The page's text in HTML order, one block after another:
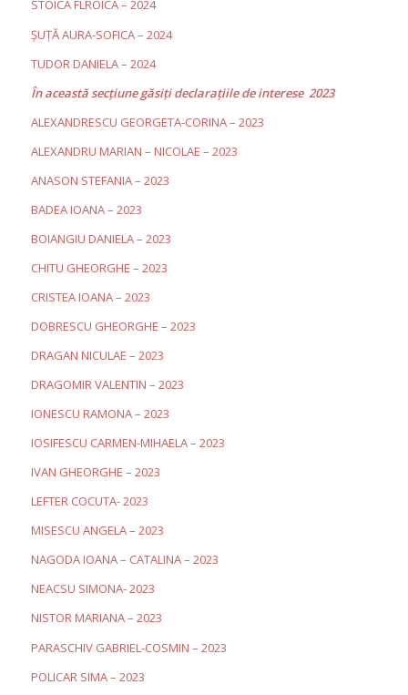
STOICA FLROICA – 2024
ȘUȚĂ AURA-SOFICA – 2024
TUDOR DANIELA – 2024
În această secţiune găsiţi declaraţiile de interese 2023
ALEXANDRESCU GEORGETA-CORINA – 2023
ALEXANDRU MARIAN – NICOLAE – 2023
ANASON STEFANIA – 2023
BADEA IOANA – 2023
BOIANGIU DANIELA – 2023
CHITU GHEORGHE – 2023
CRISTEA IOANA – 2023
DOBRESCU GHEORGHE – 2023
DRAGAN NICULAE – 2023
DRAGOMIR VALENTIN – 2023
IONESCU RAMONA – 2023
IOSIFESCU CARMEN-MIHAELA – 2023
IVAN GHEORGHE – 2023
LEFTER COCUTA- 2023
MISESCU ANGELA – 2023
NAGODA IOANA – CATALINA – 2023
NEACSU SIMONA- 2023
NISTOR MARIANA – 2023
PARASCHIV GABRIEL-COSMIN – 2023
POLICAR SIMA – 2023